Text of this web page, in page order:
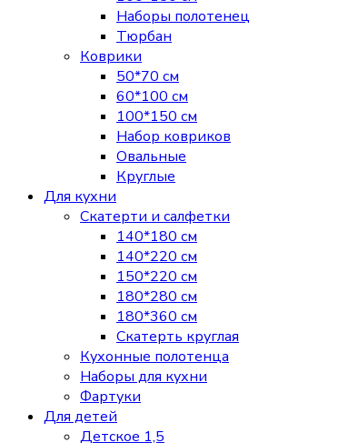
Наборы полотенец
Тюрбан
Коврики
50*70 см
60*100 см
100*150 см
Набор ковриков
Овальные
Круглые
Для кухни
Скатерти и салфетки
140*180 см
140*220 см
150*220 см
180*280 см
180*360 см
Скатерть круглая
Кухонные полотенца
Наборы для кухни
Фартуки
Для детей
Детское 1,5